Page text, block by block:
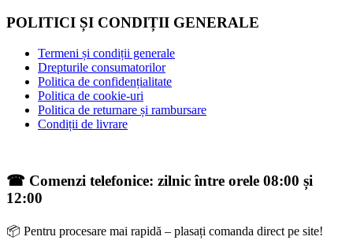
POLITICI ȘI CONDIȚII GENERALE
Termeni și condiții generale
Drepturile consumatorilor
Politica de confidențialitate
Politica de cookie-uri
Politica de returnare și rambursare
Condiții de livrare
☎ Comenzi telefonice: zilnic între orele 08:00 și
12:00
📦 Pentru procesare mai rapidă – plasați comanda direct pe site!